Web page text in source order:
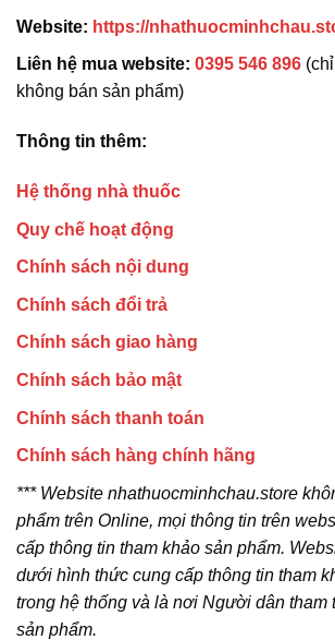
Website: https://
Liên hệ mua website: 0395 546 896
không bán sản phẩm)
Thông tin thêm:
Hệ thống nhà thuốc
Quy chế hoạt động
Chính sách nội dung
Chính sách đổi trả
Chính sách giao hàng
Chính sách bảo mật
Chính sách thanh toán
Chính sách hàng chính hãng
*** Website nhathuocminhchau.store
phẩm trên Online, mọi thông tin trên
cấp thông tin tham khảo sản phẩm.
dưới hình thức cung cấp thông tin tham
trong hệ thống và là nơi Người dân tham
sản phẩm.